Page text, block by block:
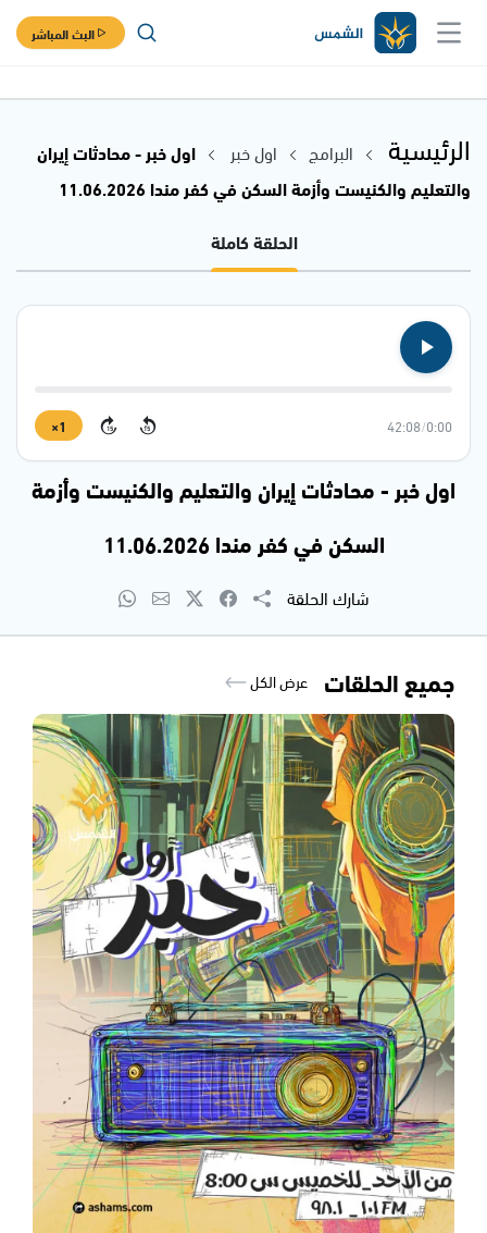
البث المباشر
الرئيسية البرامج اول خبر
اول خبر - محادثات إيران
والتعليم والكنيست وأزمة السكن في كفر مندا 11.06.2026
الحلقة كاملة
0:00
/
42:08
15
15
1×
اول خبر - محادثات إيران والتعليم والكنيست وأزمة
السكن في كفر مندا 11.06.2026
شارك الحلقة
جميع الحلقات عرض الكل